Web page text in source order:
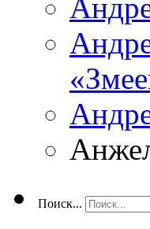
Поиск...